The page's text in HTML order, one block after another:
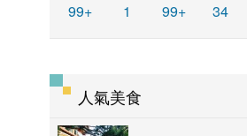
99+ 1 99+ 34
人氣美食